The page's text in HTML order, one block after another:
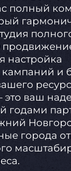
полный
настройка
кампаний и
это ваш
годами
города